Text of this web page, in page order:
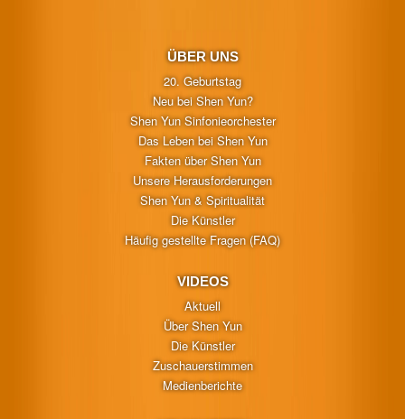
ÜBER UNS
20. Geburtstag
Neu bei Shen Yun?
Shen Yun Sinfonieorchester
Das Leben bei Shen Yun
Fakten über Shen Yun
Unsere Herausforderungen
Shen Yun & Spiritualität
Die Künstler
Häufig gestellte Fragen (FAQ)
VIDEOS
Aktuell
Über Shen Yun
Die Künstler
Zuschauerstimmen
Medienberichte